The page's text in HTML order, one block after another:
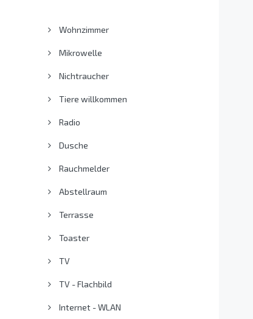
Wohnzimmer
Mikrowelle
Nichtraucher
Tiere willkommen
Radio
Dusche
Rauchmelder
Abstellraum
Terrasse
Toaster
TV
TV - Flachbild
Internet - WLAN